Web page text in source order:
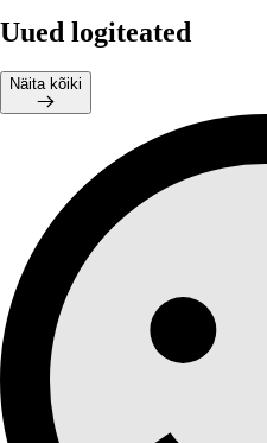
Uued logiteated
Näita kõiki